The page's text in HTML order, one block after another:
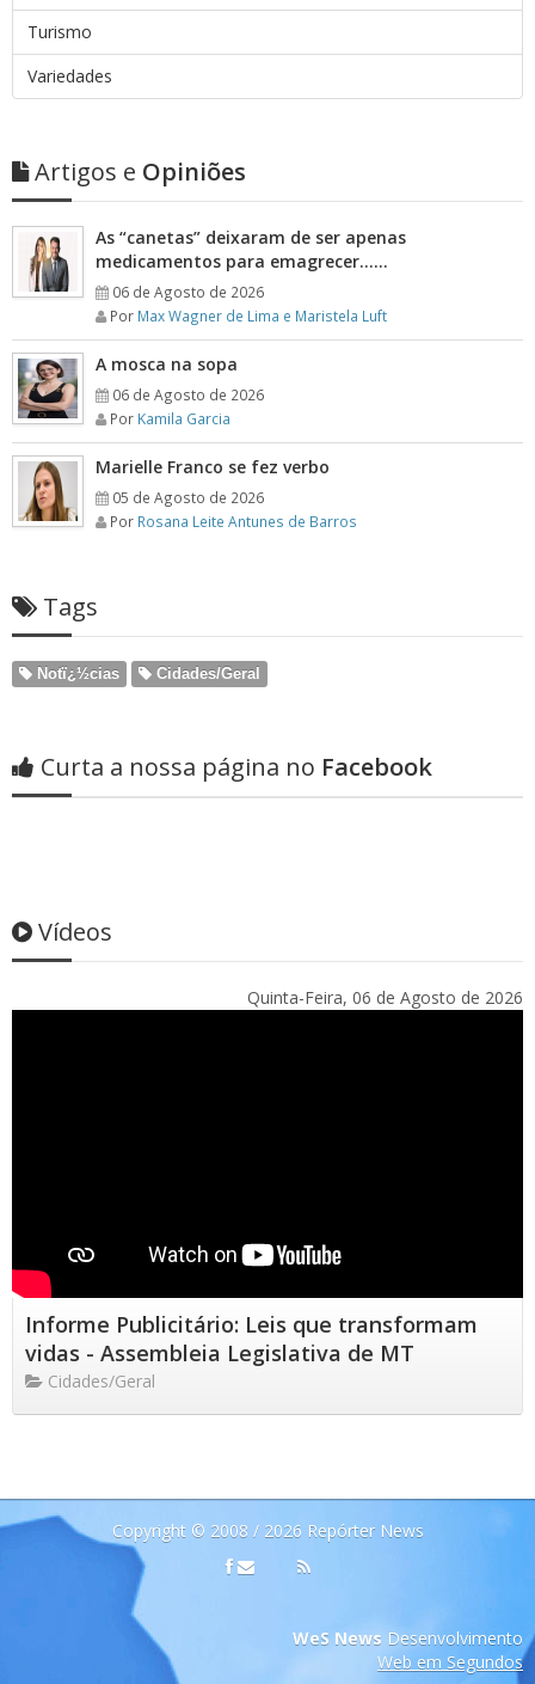
Turismo
Variedades
Artigos e Opiniões
As “canetas” deixaram de ser apenas
medicamentos para emagrecer……
06 de Agosto de 2026
Por Max Wagner de Lima e Maristela Luft
A mosca na sopa
06 de Agosto de 2026
Por Kamila Garcia
Marielle Franco se fez verbo
05 de Agosto de 2026
Por Rosana Leite Antunes de Barros
Tags
Notï¿½cias Cidades/Geral
Curta a nossa página no Facebook
Vídeos
Quinta-Feira, 06 de Agosto de 2026
Informe Publicitário: Leis que transformam
vidas - Assembleia Legislativa de MT
Cidades/Geral
Copyright © 2008 / 2026 Repórter News
WeS News Desenvolvimento
Web em Segundos